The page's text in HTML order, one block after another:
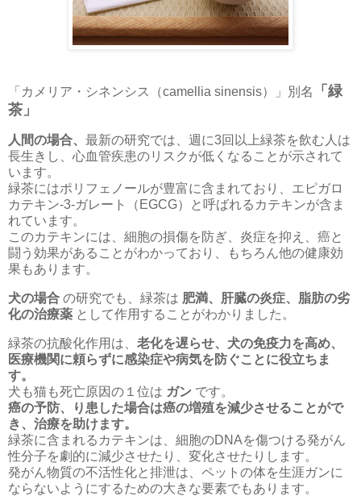
「カメリア・シネンシス（camellia sinensis）」別名
「緑
茶」
人間の場合、 最新の研究では、週に3回以上緑茶を飲む人は
長生きし、心血管疾患のリスクが低くなることが示されて
います。
緑茶にはポリフェノールが豊富に含まれており、エピガロ
カテキン-3-ガレート（EGCG）と呼ばれるカテキンが含ま
れています。
このカテキンには、細胞の損傷を防ぎ、炎症を抑え、癌と
闘う効果があることがわかっており、もちろん他の健康効
果もあります。
犬の場合 の研究でも、緑茶は 肥満、肝臓の炎症、脂肪の劣
化の治療薬 として作用することがわかりました。
緑茶の抗酸化作用は、 老化を遅らせ、犬の免疫力を高め、
医療機関に頼らずに感染症や病気を防ぐことに役立ちま
す。
犬も猫も死亡原因の１位は ガン です。
癌の予防、り患した場合は癌の増殖を減少させることがで
き、治療を助けます。
緑茶に含まれるカテキンは、細胞のDNAを傷つける発がん
性分子を劇的に減少させたり、変化させたりします。
発がん物質の不活性化と排泄は、ペットの体を生涯ガンに
ならないようにするための大きな要素でもあります。